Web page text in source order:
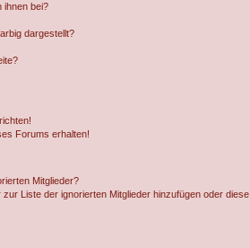
ihnen bei?
dargestellt?
Forums erhalten!
Mitglieder?
Liste der ignorierten Mitglieder hinzufügen oder diese